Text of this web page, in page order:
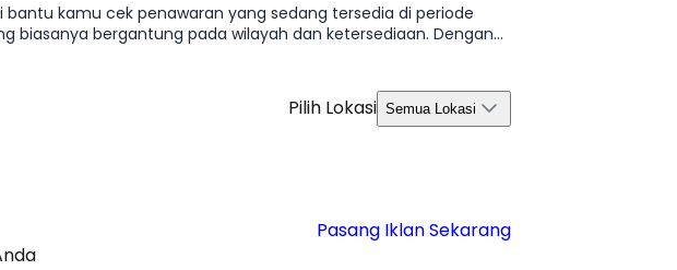
kamu cek penawaran yang sedang tersedia di periode
bergantung pada wilayah dan ketersediaan. Dengan
Pilih Lokasi Semua Lokasi
Pasang Iklan Sekarang